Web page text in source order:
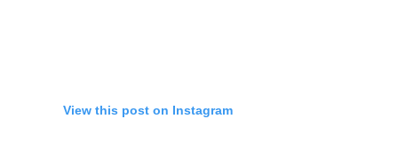
View this post on Instagram